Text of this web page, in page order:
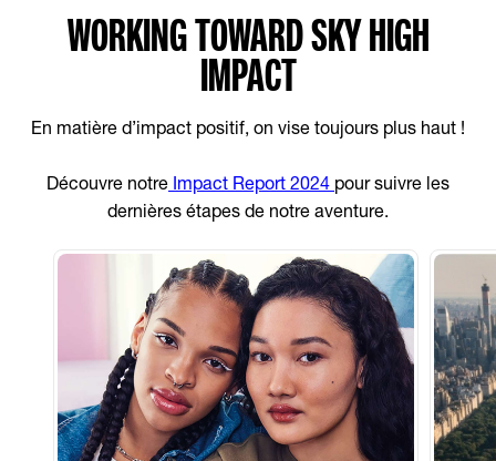
WORKING TOWARD SKY HIGH
IMPACT
En matière d’impact positif, on vise toujours plus haut !
Découvre notre Impact Report 2024 pour suivre les
dernières étapes de notre aventure.